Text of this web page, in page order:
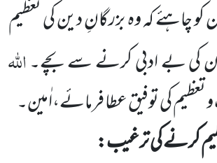
کو چاہئے کہ وہ بزرگانِ دین کی تعظیم
کی بے ادبی کرنے سے بچے۔اللّٰہ
کی توفیق عطا فرمائے،اٰمین۔
کرنے کی ترغیب: